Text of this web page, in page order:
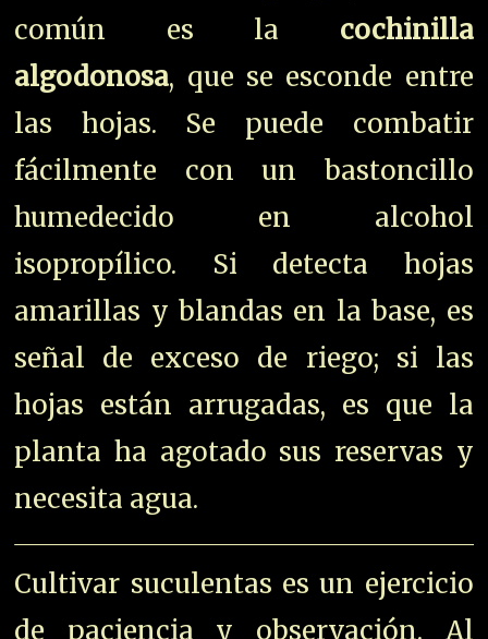
común es la cochinilla
algodonosa, que se esconde entre
las hojas. Se puede combatir
fácilmente con un bastoncillo
humedecido en alcohol
isopropílico. Si detecta hojas
amarillas y blandas en la base, es
señal de exceso de riego; si las
hojas están arrugadas, es que la
planta ha agotado sus reservas y
necesita agua.
Cultivar suculentas es un ejercicio
de paciencia y observación. Al